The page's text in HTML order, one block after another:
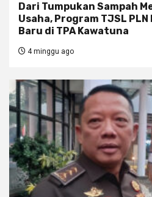
Dari Tumpukan Sampah
Usaha, Program TJSL
Baru di TPA Kawatuna
4 minggu ago